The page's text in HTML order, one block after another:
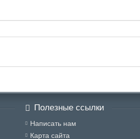
Полезные ссылки
Написать нам
Карта сайта